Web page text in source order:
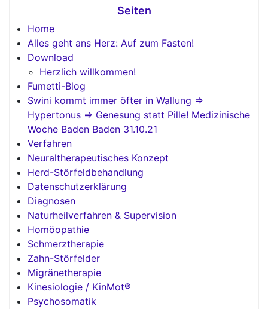
Seiten
Home
Alles geht ans Herz: Auf zum Fasten!
Download
Herzlich willkommen!
Fumetti-Blog
Swini kommt immer öfter in Wallung =>
Hypertonus => Genesung statt Pille! Medizinische
Woche Baden Baden 31.10.21
Verfahren
Neuraltherapeutisches Konzept
Herd-Störfeldbehandlung
Datenschutzerklärung
Diagnosen
Naturheilverfahren & Supervision
Homöopathie
Schmerztherapie
Zahn-Störfelder
Migränetherapie
Kinesiologie / KinMot®
Psychosomatik